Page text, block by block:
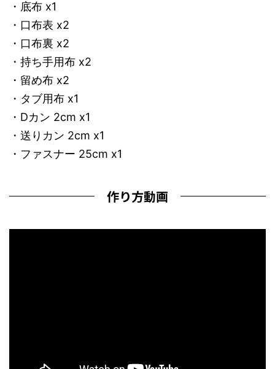
・底布 x1
・口布表 x2
・口布裏 x2
・持ち手用布 x2
・留め布 x2
・タブ用布 x1
・Dカン 2cm x1
・送りカン 2cm x1
・ファスナー 25cm x1
作り方動画